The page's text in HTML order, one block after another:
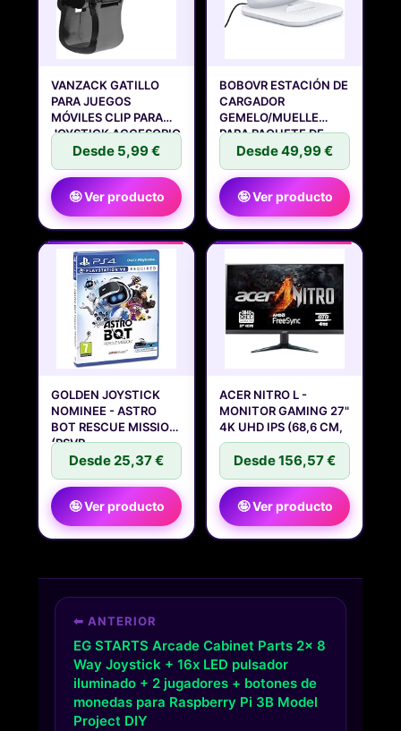
VANZACK GATILLO
PARA JUEGOS
MÓVILES CLIP PARA
JOYSTICK ACCESORIO
Desde 5,99 €
🤪 Ver producto
BOBOVR ESTACIÓN DE
CARGADOR
GEMELO/MUELLE
PARA PAQUETE DE
Desde 49,99 €
🤪 Ver producto
GOLDEN JOYSTICK
NOMINEE - ASTRO
BOT RESCUE MISSION
(PSVR
Desde 25,37 €
🤪 Ver producto
ACER NITRO L -
MONITOR GAMING 27"
4K UHD IPS (68,6 CM,
Desde 156,57 €
🤪 Ver producto
⬅ ANTERIOR
EG STARTS Arcade Cabinet Parts 2x 8
Way Joystick + 16x LED pulsador
iluminado + 2 jugadores + botones de
monedas para Raspberry Pi 3B Model
Project DIY